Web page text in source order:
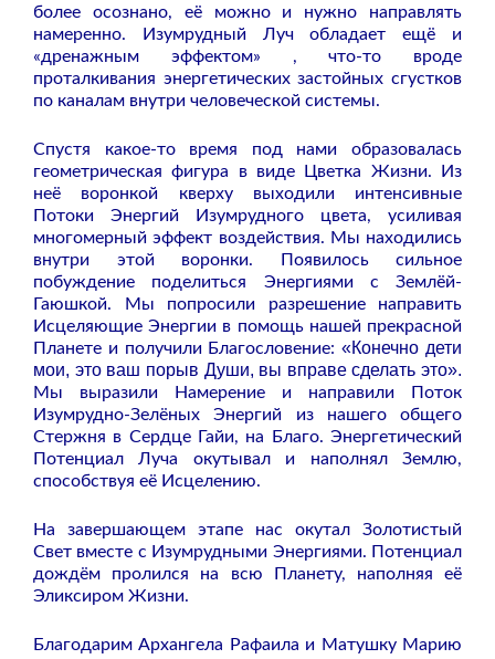
более осознано, её можно и нужно направлять
намеренно. Изумрудный Луч обладает ещё и
«дренажным эффектом» , что-то вроде
проталкивания энергетических застойных сгустков
по каналам внутри человеческой системы.
Спустя какое-то время под нами образовалась
геометрическая фигура в виде Цветка Жизни. Из
неё воронкой кверху выходили интенсивные
Потоки Энергий Изумрудного цвета, усиливая
многомерный эффект воздействия. Мы находились
внутри этой воронки. Появилось сильное
побуждение поделиться Энергиями с Землёй-
Гаюшкой. Мы попросили разрешение направить
Исцеляющие Энергии в помощь нашей прекрасной
Планете и получили Благословение:«Конечно дети
мои, это ваш порыв Души, вы вправе сделать это».
Мы выразили Намерение и направили Поток
Изумрудно-Зелёных Энергий из нашего общего
Стержня в Сердце Гайи, на Благо. Энергетический
Потенциал Луча окутывал и наполнял Землю,
способствуя её Исцелению.
На завершающем этапе нас окутал Золотистый
Свет вместе с Изумрудными Энергиями. Потенциал
дождём пролился на всю Планету, наполняя её
Эликсиром Жизни.
Благодарим Архангела Рафаила и Матушку Марию